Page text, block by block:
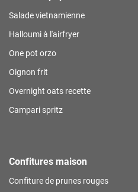
Salade vietnamienne
Halloumi à l'airfryer
One pot orzo
Oignon frit
Overnight oats recette
Campari spritz
Confitures maison
Confiture de prunes rouges